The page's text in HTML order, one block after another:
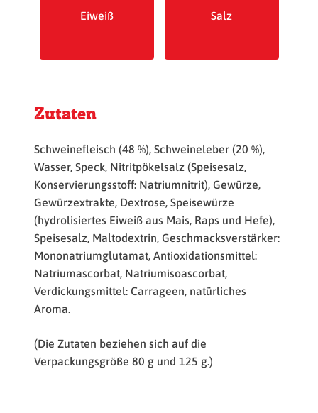
Eiweiß Salz
Zutaten
Schweinefleisch (48 %), Schweineleber (20 %),
Wasser, Speck, Nitritpökelsalz (Speisesalz,
Konservierungsstoff: Natriumnitrit), Gewürze,
Gewürzextrakte, Dextrose, Speisewürze
(hydrolisiertes Eiweiß aus Mais, Raps und Hefe),
Speisesalz, Maltodextrin, Geschmacksverstärker:
Mononatriumglutamat, Antioxidationsmittel:
Natriumascorbat, Natriumisoascorbat,
Verdickungsmittel: Carrageen, natürliches
Aroma.
(Die Zutaten beziehen sich auf die
Verpackungsgröße 80 g und 125 g.)